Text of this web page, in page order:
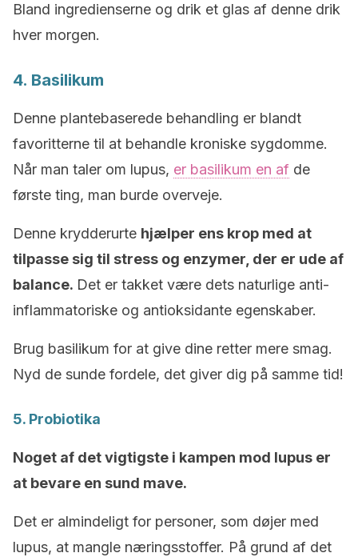
Bland ingredienserne og drik et glas af denne drik
hver morgen.
4. Basilikum
Denne plantebaserede behandling er blandt
favoritterne til at behandle kroniske sygdomme.
Når man taler om lupus, er basilikum en af de
første ting, man burde overveje.
Denne krydderurte hjælper ens krop med at
tilpasse sig til stress og enzymer, der er ude af
balance. Det er takket være dets naturlige anti-
inflammatoriske og antioksidante egenskaber.
Brug basilikum for at give dine retter mere smag.
Nyd de sunde fordele, det giver dig på samme tid!
5. Probiotika
Noget af det vigtigste i kampen mod lupus er
at bevare en sund mave.
Det er almindeligt for personer, som døjer med
lupus, at mangle næringsstoffer. På grund af det